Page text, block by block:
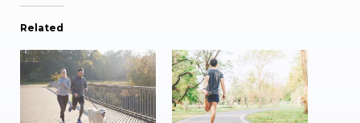
Related